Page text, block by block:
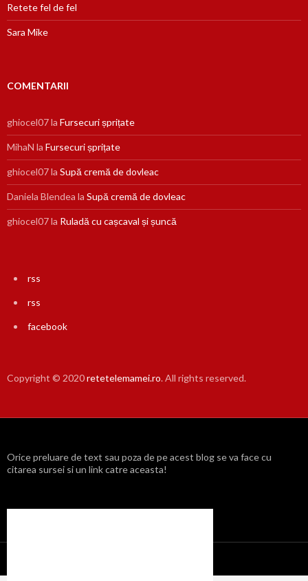
Retete fel de fel
Sara Mike
COMENTARII
ghiocel07la Fursecuri șprițate
MihaN la Fursecuri șprițate
ghiocel07la Supă cremă de dovleac
Daniela Blendea la Supă cremă de dovleac
ghiocel07la Ruladă cu cașcaval și șuncă
rss
rss
facebook
Copyright © 2020retetelemamei.ro. All rights reserved.
Orice preluare de text sau poza de pe acest blog se va face cu
citarea sursei si un link catre aceasta!